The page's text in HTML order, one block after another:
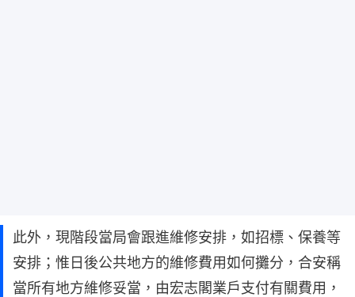
此外，現階段當局會跟進維修安排，如招標、保養等
安排；惟日後公共地方的維修費用如何攤分，合安稱
當所有地方維修妥當，由宏志閣業戶支付有關費用，